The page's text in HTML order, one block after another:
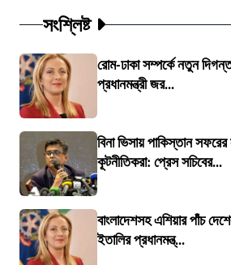
সংশ্লিষ্ট
রোম-ঢাকা সম্পর্কে নতুন
প্রধানমন্ত্রী জর...
বিনা ভিসায় পাকিস্তান
কূটনীতিকরা: প্রেস সচিবের...
বাংলাদেশসহ এশিয়ার পাঁচ
ইতালির প্রধানমন্ত্...